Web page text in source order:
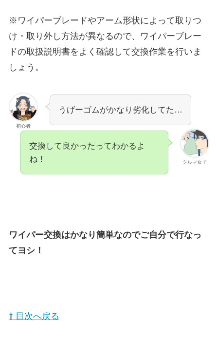
※ワイパーブレードやアーム形状によって取りつ
け・取り外し方法が異なるので、ワイパーブレー
ドの取扱説明書をよく確認して交換作業を行いま
しょう。
初心者
うげーゴムがかなり劣化してた…
クルマ女子
交換して良かったってわかるよ
ね！
ワイパー交換はかなり簡単なのでご自分で行なっ
てヨシ！
⇧ 目次へ戻る